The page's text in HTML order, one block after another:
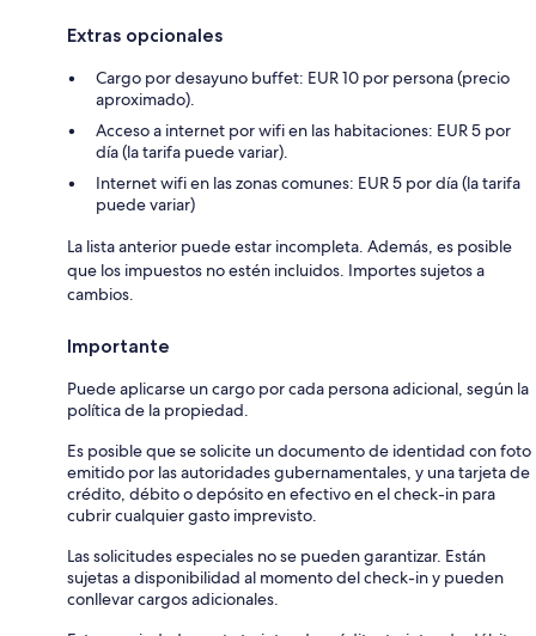
Extras opcionales
Cargo por desayuno buffet: EUR 10 por persona (precio
aproximado).
Acceso a internet por wifi en las habitaciones: EUR 5 por
día (la tarifa puede variar).
Internet wifi en las zonas comunes: EUR 5 por día (la tarifa
puede variar)
La lista anterior puede estar incompleta. Además, es posible
que los impuestos no estén incluidos. Importes sujetos a
cambios.
Importante
Puede aplicarse un cargo por cada persona adicional, según la
política de la propiedad.
Es posible que se solicite un documento de identidad con foto
emitido por las autoridades gubernamentales, y una tarjeta de
crédito, débito o depósito en efectivo en el check-in para
cubrir cualquier gasto imprevisto.
Las solicitudes especiales no se pueden garantizar. Están
sujetas a disponibilidad al momento del check-in y pueden
conllevar cargos adicionales.